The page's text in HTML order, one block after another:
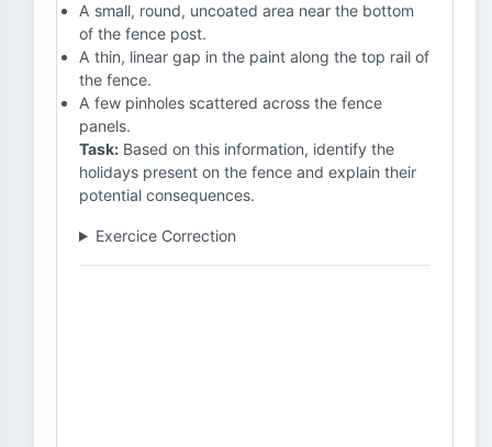
A small, round, uncoated area near the bottom
of the fence post.
A thin, linear gap in the paint along the top rail of
the fence.
A few pinholes scattered across the fence
panels.
Task: Based on this information, identify the
holidays present on the fence and explain their
potential consequences.
Exercice Correction